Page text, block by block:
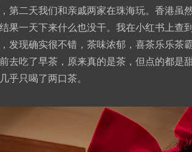
第二天我们和亲戚两家在珠海玩。香港虽
果一天下来什么也没干。我在小红书上查
发现确实很不错，茶味浓郁，喜茶乐乐茶
去吃了早茶，原来真的是茶，但点的都是
乎只喝了两口茶。